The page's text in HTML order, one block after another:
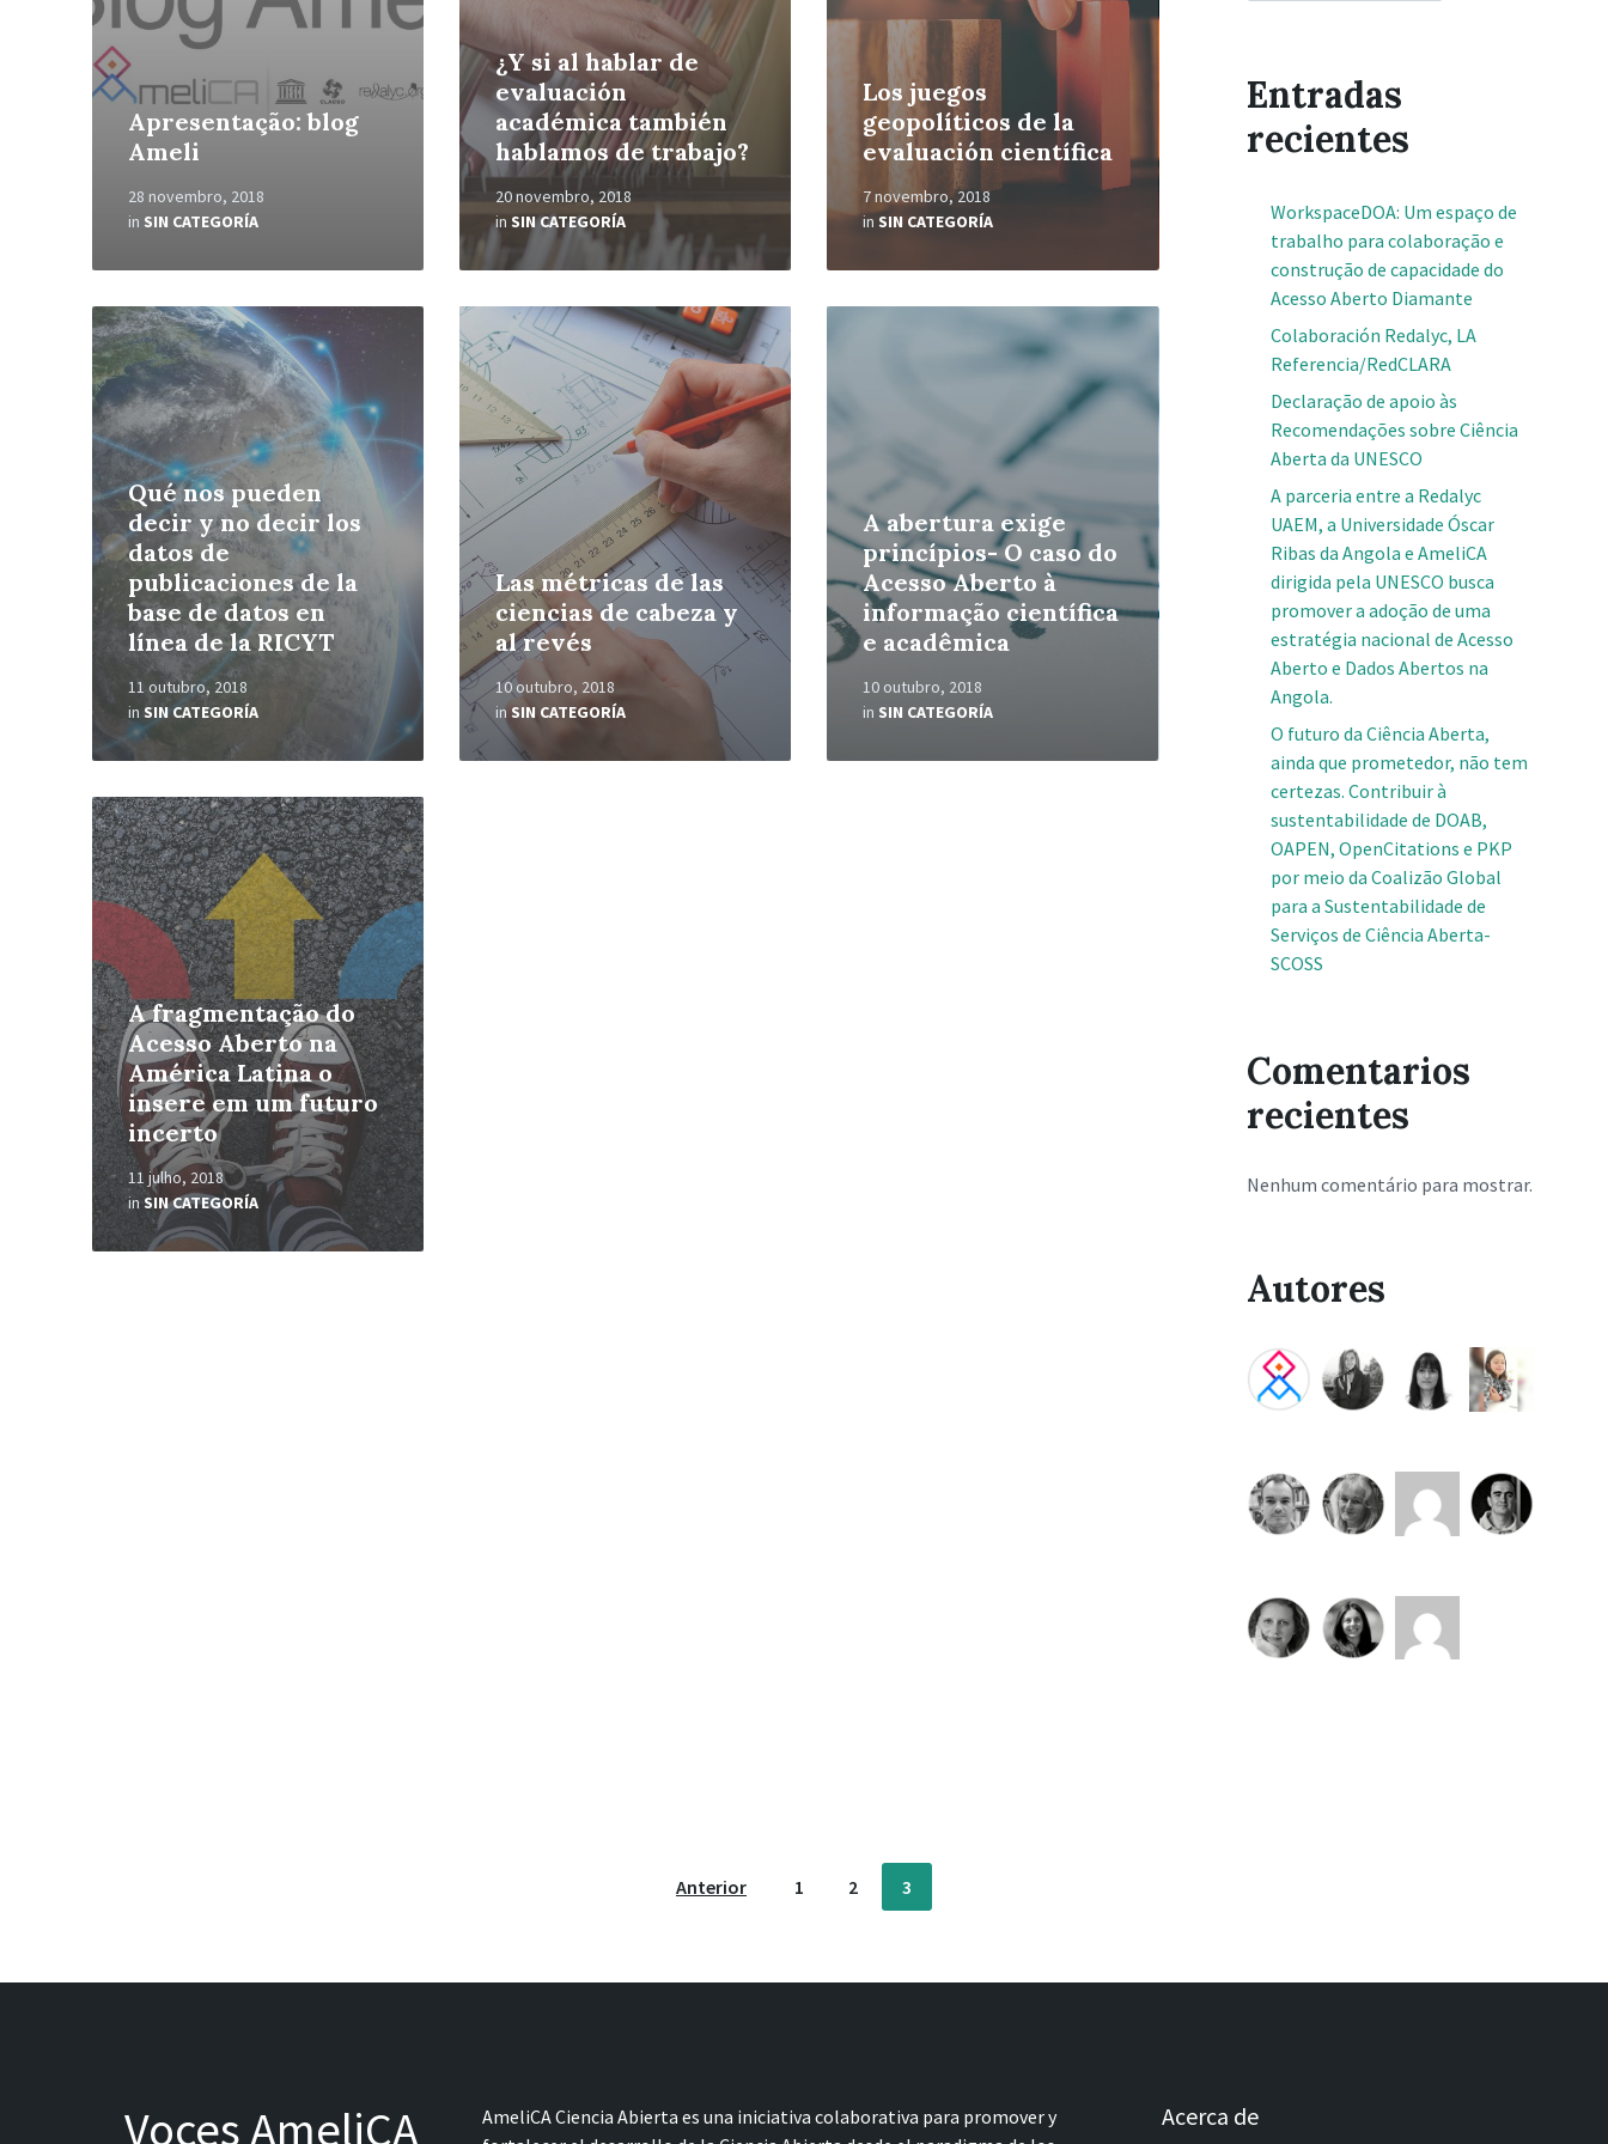
Apresentação: blog
Ameli
28 novembro, 2018
in SIN CATEGORÍA
¿Y si al hablar de
evaluación
académica también
hablamos de trabajo?
20 novembro, 2018
inSIN CATEGORÍA
Los juegos
geopolíticos de la
evaluación científica
7 novembro, 2018
inSIN CATEGORÍA
Qué nos pueden
decir y no decir los
datos de
publicaciones de la
base de datos en
línea de la RICYT
11 outubro, 2018
in SIN CATEGORÍA
Read
More
Las métricas de las
ciencias de cabeza y
al revés
10 outubro, 2018
inSIN CATEGORÍA
Read
More
A abertura exige
princípios- O caso do
Acesso Aberto à
informação científica
e acadêmica
10 outubro, 2018
in SIN CATEGORÍA
Read
A fragmentação do
Acesso Aberto na
América Latina o
insere em um futuro
incerto
11 julho, 2018
inSIN CATEGORÍA
Read
More
Entradas
recientes
WorkspaceDOA: Um espaço de
trabalho para colaboração e
construção de capacidade do
Acesso Aberto Diamante
Colaboración Redalyc, LA
Referencia/RedCLARA
Declaração de apoio às
Recomendações sobre Ciência
Aberta da UNESCO
A parceria entre a Redalyc
UAEM, a Universidade Óscar
Ribas da Angola e AmeliCA
dirigida pela UNESCO busca
promover a adoção de uma
estratégia nacional de Acesso
Aberto e Dados Abertos na
Angola.
O futuro da Ciência Aberta,
ainda que prometedor, não tem
certezas. Contribuir à
sustentabilidade de DOAB,
OAPEN, OpenCitations e PKP
por meio da Coalizão Global
para a Sustentabilidade de
Serviços de Ciência Aberta-
SCOSS
Comentarios
recientes
Nenhum comentário para mostrar.
Autores
posts
Anterior 1 2 3
Voces AmeliCA
AmeliCA Ciencia Abierta es una iniciativa colaborativa para promover y
Acerca de